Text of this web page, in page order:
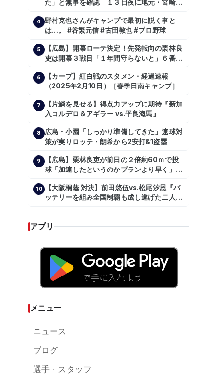
た」と無事を確認 １３日夜に地元・宮崎県
4
野村克也さんがキャンプで最初に説く事と
は…。 #谷繁元信 #古田敦也 #プロ野球
5
【広島】開幕ローテ決定！先発転向の栗林良
吏は開幕３戦目「１年間守らないと」６番手
6
【カープ】紅白戦のスタメン・経過速報
（2025年2月10日）［春季日南キャンプ］
7
【片鱗を見せる】得点力アップに期待『新加
入コルデロ＆アギラー vs.平良海馬』
8
広島・小園「しっかり準備してきた」速球対
策が実りロッテ・朗希から2安打&1盗塁
9
【広島】栗林良吏が前日の２倍約60ｍで投
球「加速したというのかプランより早く」自
10
【大阪桐蔭 対決】前田悠伍vs.松尾汐恩『バ
ッテリーを組み全国制覇も成し遂げた二人
アプリ
メニュー
ニュース
ブログ
選手・スタッフ